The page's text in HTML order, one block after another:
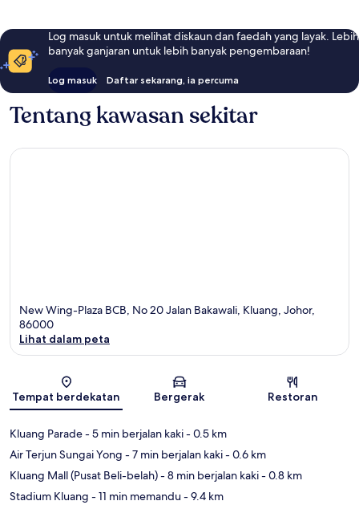
Log masuk untuk melihat diskaun dan faedah yang layak. Lebih
banyak ganjaran untuk lebih banyak pengembaraan!
Log masuk Daftar sekarang, ia percuma
Tentang kawasan sekitar
New Wing-Plaza BCB, No 20 Jalan Bakawali, Kluang, Johor,
86000
Lihat dalam peta
Tempat berdekatan Bergerak Restoran
Kluang Parade- 5 min berjalan kaki- 0.5 km
Air Terjun Sungai Yong - 7 min berjalan kaki- 0.6 km
Kluang Mall (Pusat Beli-belah)- 8 min berjalan kaki- 0.8 km
Stadium Kluang - 11 min memandu- 9.4 km